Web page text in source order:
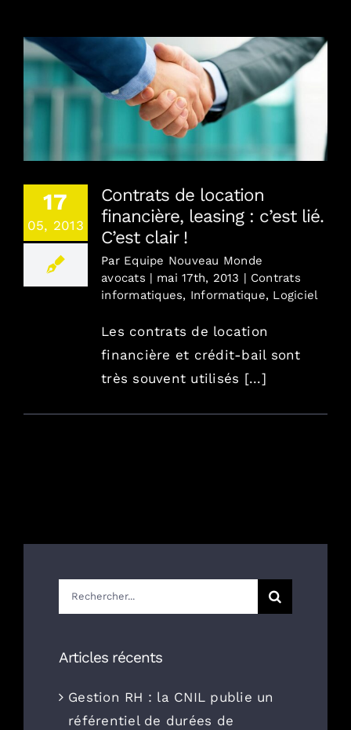
Combien / En toute transparence
Où / France, Europe, Monde
Blog
English version
Mentions Légales
Contrats de location financière, leasing : c’est
lié. C’est clair !
17
05, 2013
Contrats de location
financière, leasing : c’est lié.
C’est clair !
Par Equipe Nouveau Monde
avocats | mai 17th, 2013 | Contrats
informatiques, Informatique, Logiciel
Les contrats de location
financière et crédit-bail sont
très souvent utilisés [...]
Rechercher:
Articles récents
Gestion RH : la CNIL publie un
référentiel de durées de